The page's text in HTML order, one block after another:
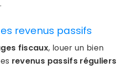
revenus passifs
fiscaux, louer un bien
revenus passifs réguliers